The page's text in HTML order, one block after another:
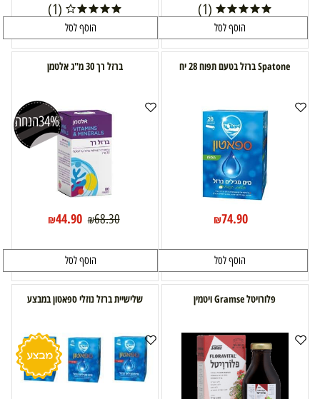
(1)
הוסף לסל
(1)
הוסף לסל
Spatone ברזל בטעם תפוח 28 יח
₪74.90
הוסף לסל
ברזל רך 30 מ"ג אלטמן
34%הנחה
₪68.30
₪44.90
הוסף לסל
פלורויטל Gramse ויטמין שלישיית ברזל נוזלי ספאטון במבצע